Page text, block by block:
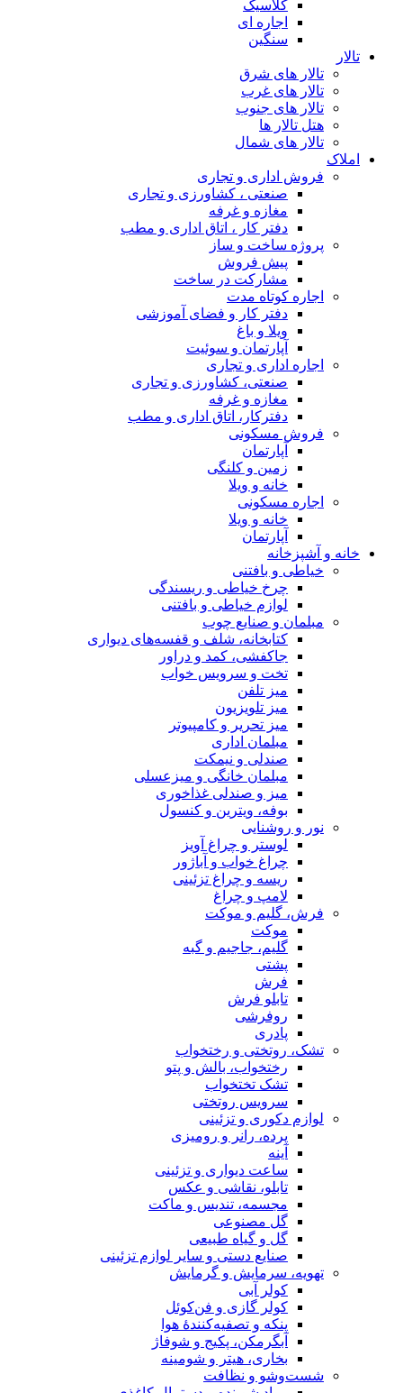
کلاسیک
اجاره ای
سنگین
تالار
تالار های شرق
تالار های غرب
تالار های جنوب
هتل تالار ها
تالار های شمال
املاک
فروش اداری و تجاری
صنعتی ، کشاورزی و تجاری
مغازه و غرفه
دفتر کار ، اتاق اداری و مطب
پروژه ساخت و ساز
پیش فروش
مشارکت در ساخت
اجاره کوتاه مدت
دفتر کار و فضای آموزشی
ویلا و باغ
آپارتمان و سوئیت
اجاره اداری و تجاری
صنعتی، کشاورزی و تجاری
مغازه و غرفه
دفترکار، اتاق اداری و مطب
فروش مسکونی
آپارتمان
زمین و کلنگی
خانه و ویلا
اجاره مسکونی
خانه و ویلا
آپارتمان
خانه و آشپزخانه
خیاطی و بافتنی
چرخ خیاطی و ریسندگی
لوازم خیاطی و بافتنی
مبلمان و صنایع چوب
کتابخانه، شلف و قفسه‌های دیواری
جاکفشی، کمد و دراور
تخت و سرویس خواب
میز تلفن
میز تلویزیون
میز تحریر و کامپیوتر
مبلمان اداری
صندلی و نیمکت
مبلمان خانگی و میزعسلی
میز و صندلی غذاخوری
بوفه، ویترین و کنسول
نور و روشنایی
لوستر و چراغ آویز
چراغ خواب و آباژور
ریسه و چراغ تزئینی
لامپ و چراغ
فرش، گلیم و موکت
موکت
گلیم، جاجیم و گبه
پشتی
فرش
تابلو فرش
روفرشی
پادری
تشک، روتختی و رختخواب
رختخواب، بالش و پتو
تشک تختخواب
سرویس روتختی
لوازم دکوری و تزئینی
پرده، رانر و رومیزی
آینه
ساعت دیواری و تزئینی
تابلو، نقاشی و عکس
مجسمه، تندیس و ماکت
گل مصنوعی
گل و گیاه طبیعی
صنایع دستی و سایر لوازم تزئینی
تهویه، سرمایش و گرمایش
کولر آبی
کولر گازی و فن‌کوئل
پنکه و تصفیه‌کنندهٔ هوا
آبگرمکن، پکیج و شوفاژ
بخاری، هیتر و شومینه
شست‌وشو و نظافت